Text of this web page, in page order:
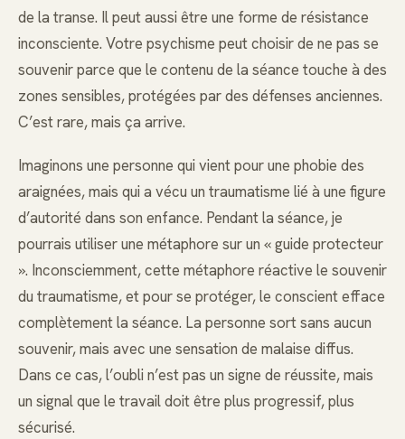
de la transe. Il peut aussi être une forme de résistance
inconsciente. Votre psychisme peut choisir de ne pas se
souvenir parce que le contenu de la séance touche à des
zones sensibles, protégées par des défenses anciennes.
C’est rare, mais ça arrive.
Imaginons une personne qui vient pour une phobie des
araignées, mais qui a vécu un traumatisme lié à une figure
d’autorité dans son enfance. Pendant la séance, je
pourrais utiliser une métaphore sur un « guide protecteur
». Inconsciemment, cette métaphore réactive le souvenir
du traumatisme, et pour se protéger, le conscient efface
complètement la séance. La personne sort sans aucun
souvenir, mais avec une sensation de malaise diffus.
Dans ce cas, l’oubli n’est pas un signe de réussite, mais
un signal que le travail doit être plus progressif, plus
sécurisé.